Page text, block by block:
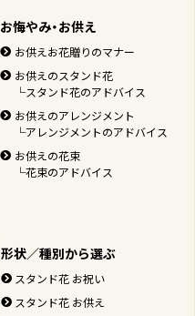
お悔やみ・お供え
お供えお花贈りのマナー
お供えのスタンド花
└スタンド花のアドバイス
お供えのアレンジメント
└アレンジメントのアドバイス
お供えの花束
└花束のアドバイス
形状／種別から選ぶ
スタンド花 お祝い
スタンド花 お供え